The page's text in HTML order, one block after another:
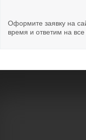
Оформите заявку на
время и ответим на